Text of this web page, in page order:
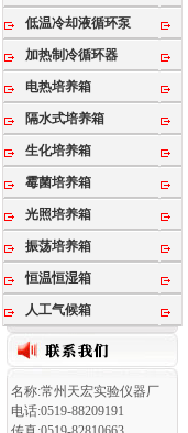
低温冷却液循环泵
加热制冷循环器
电热培养箱
隔水式培养箱
生化培养箱
霉菌培养箱
光照培养箱
振荡培养箱
恒温恒湿箱
人工气候箱
名称:常州天宏实验仪器厂
电话:0519-88209191